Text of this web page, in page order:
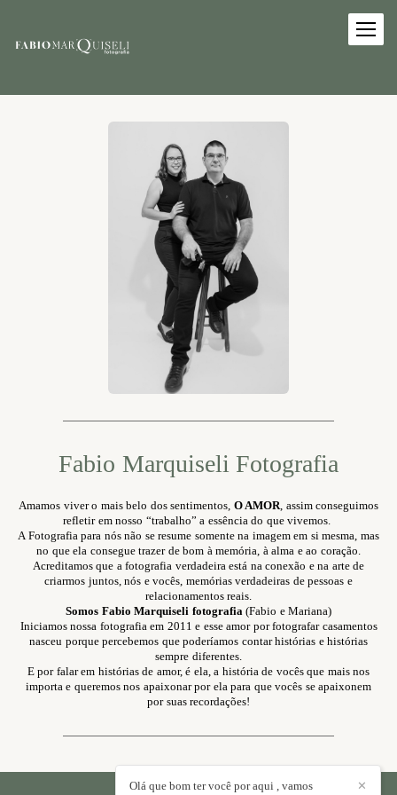
Fabio Marquiseli Fotografia
Amamos viver o mais belo dos sentimentos, O AMOR , assim conseguimos
refletir em nosso “trabalho” a essência do que vivemos.
A Fotografia para nós não se resume somente na imagem em si mesma, mas
no que ela consegue trazer de bom à memória, à alma e ao coração.
Acreditamos que a fotografia verdadeira está na conexão e na arte de
criarmos juntos, nós e vocês, memórias verdadeiras de pessoas e
relacionamentos reais.
Somos Fabio Marquiseli fotografia (Fabio e Mariana)
Iniciamos nossa fotografia em 2011 e esse amor por fotografar casamentos
nasceu porque percebemos que poderíamos contar histórias e histórias
sempre diferentes.
E por falar em histórias de amor, é ela, a história de vocês que mais nos
importa e queremos nos apaixonar por ela para que vocês se apaixonem
por suas recordações!
✕
Olá que bom ter você por aqui , vamos